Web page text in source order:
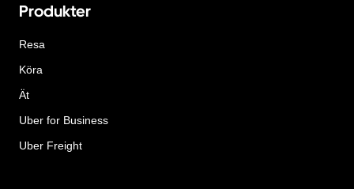
Produkter
Resa
Köra
Ät
Uber for Business
Uber Freight